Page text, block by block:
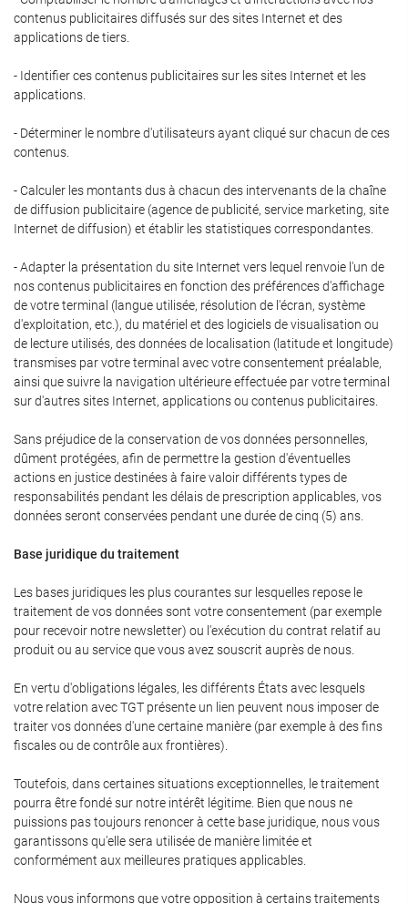
contenus publicitaires diffusés sur des sites Internet et des
applications de tiers.
- Identifier ces contenus publicitaires sur les sites Internet et les
applications.
- Déterminer le nombre d'utilisateurs ayant cliqué sur chacun de ces
contenus.
- Calculer les montants dus à chacun des intervenants de la chaîne
de diffusion publicitaire (agence de publicité, service marketing, site
Internet de diffusion) et établir les statistiques correspondantes.
- Adapter la présentation du site Internet vers lequel renvoie l'un de
nos contenus publicitaires en fonction des préférences d'affichage
de votre terminal (langue utilisée, résolution de l'écran, système
d'exploitation, etc.), du matériel et des logiciels de visualisation ou
de lecture utilisés, des données de localisation (latitude et longitude)
transmises par votre terminal avec votre consentement préalable,
ainsi que suivre la navigation ultérieure effectuée par votre terminal
sur d'autres sites Internet, applications ou contenus publicitaires.
Sans préjudice de la conservation de vos données personnelles,
dûment protégées, afin de permettre la gestion d'éventuelles
actions en justice destinées à faire valoir différents types de
responsabilités pendant les délais de prescription applicables, vos
données seront conservées pendant une durée de cinq (5) ans.
Base juridique du traitement
Les bases juridiques les plus courantes sur lesquelles repose le
traitement de vos données sont votre consentement (par exemple
pour recevoir notre newsletter) ou l'exécution du contrat relatif au
produit ou au service que vous avez souscrit auprès de nous.
En vertu d'obligations légales, les différents États avec lesquels
votre relation avec TGT présente un lien peuvent nous imposer de
traiter vos données d'une certaine manière (par exemple à des fins
fiscales ou de contrôle aux frontières).
Toutefois, dans certaines situations exceptionnelles, le traitement
pourra être fondé sur notre intérêt légitime. Bien que nous ne
puissions pas toujours renoncer à cette base juridique, nous vous
garantissons qu'elle sera utilisée de manière limitée et
conformément aux meilleures pratiques applicables.
Nous vous informons que votre opposition à certains traitements